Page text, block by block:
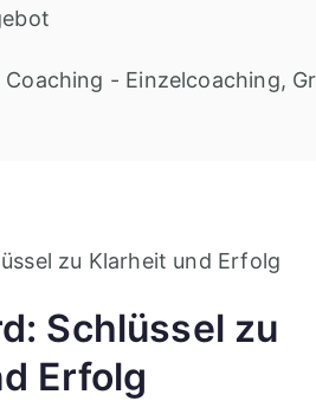
Schlüssel zu
Erfolg